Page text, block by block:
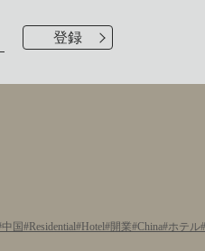
中国 Residential Hotel 開業 China ホテル